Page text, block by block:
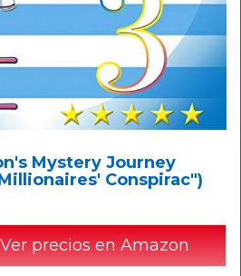
Mystery Journey
Conspirac")
precios en Amazon